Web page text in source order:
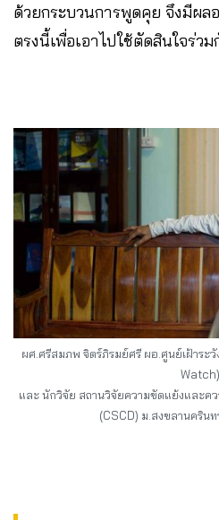
ด้วยกระบวนการพูดคุย จึงมีผล
ตรงนี้เพื่อเอาไปใช้ตัดสินใจร่ว
ผศ.ศรีสมภพ จิตร์ภิรมย์ศรี ผอ.ศูนย์เฝ้าระ
Watch)
และ นักวิจัย สถานวิจัยความขัดแย้งและค
(CSCD) ม.สงขลานคริน